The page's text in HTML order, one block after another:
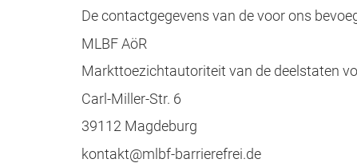
De contactgegevens van de voor ons
MLBF AöR
Markttoezichtautoriteit van de deelstaten
Carl-Miller-Str. 6
39112 Magdeburg
kontakt@mlbf-barrierefrei.de